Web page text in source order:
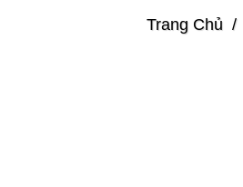
Trang Chủ /